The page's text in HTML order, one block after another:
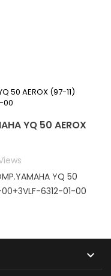
YQ 50 AEROX
YQ 50
00+3VLF-6312-01-00
